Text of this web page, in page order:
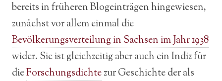
bereits in früheren Blogeinträgen hingewiesen,
zunächst vor allem einmal die
Bevölkerungsverteilung in Sachsen im Jahr 1938
wider. Sie ist gleichzeitig aber auch ein Indiz für
dieForschungsdichtezur Geschichte der als